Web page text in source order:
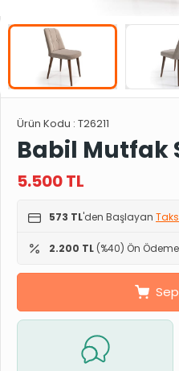
Ürün Kodu : T26211
Babil Mutfak
5.500TL
573 TL'den Başlayan
2.200 TL (%40) Ön